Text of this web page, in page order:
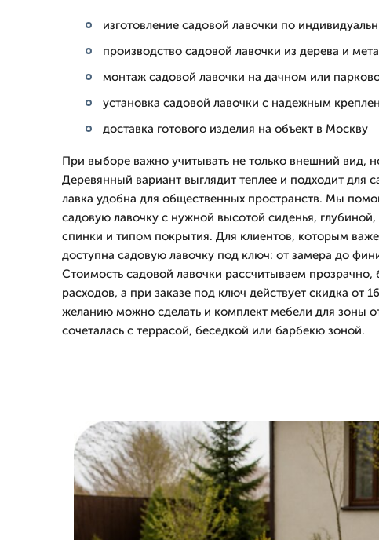
изготовление садовой лавочки по
производство садовой лавочки из дерева и
монтаж садовой лавочки на дачном или
установка садовой лавочки с надежным
доставка готового изделия на объект в Москву
При выборе важно учитывать не только внешний вид,
Деревянный вариант выглядит теплее и подходит для
лавка удобна для общественных пространств. Мы
садовую лавочку с нужной высотой сиденья, глубиной,
спинки и типом покрытия. Для клиентов, которым
доступна садовую лавочку под ключ: от замера до
Стоимость садовой лавочки рассчитываем прозрачно,
расходов, а при заказе под ключ действует скидка от
желанию можно сделать и комплект мебели для зоны
сочеталась с террасой, беседкой или барбекю зоной.